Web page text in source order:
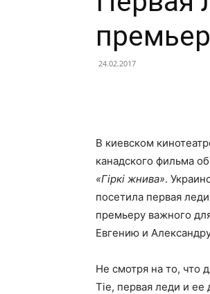
24.02.2017
В киевском
канадского фильма
«Гіркі жнива».
посетила первая
премьеру важного
Евгению и
Не смотря на то, что
Tie, первая леди и ее